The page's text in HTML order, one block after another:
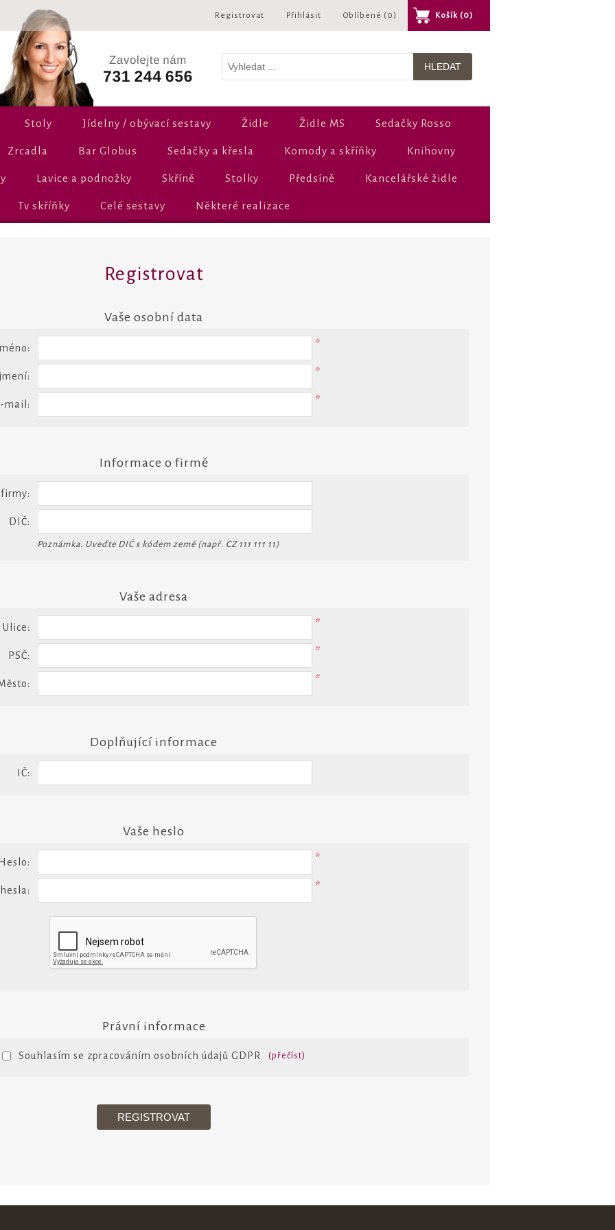
Registrovat Přihlásit Oblíbené (0) Košík (0)
Stoly Jídelny / obývací sestavy Židle Židle MS Sedačky Rosso
Zrcadla Bar Globus Sedačky a křesla Komody a skříňky Knihovny
Lavice a podnožky Skříně Stolky Předsíně Kancelářské židle
Tv skříňky Celé sestavy Některé realizace
Registrovat
Vaše osobní data
*
*
mail: *
Informace o firmě
DIČ:
Poznámka: Uveďte DIČ s kódem země (např. CZ 111 111 11)
Vaše adresa
Ulice: *
PSČ: *
*
Doplňující informace
IČ:
Vaše heslo
*
*
Právní informace
Souhlasím se zpracováním osobních údajů GDPR (přečíst)